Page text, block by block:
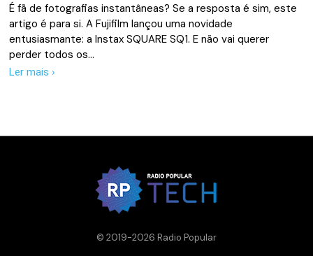
É fã de fotografias instantâneas? Se a resposta é sim, este
artigo é para si. A Fujifilm lançou uma novidade
entusiasmante: a Instax SQUARE SQ1. E não vai querer
perder todos os…
Ler mais ›
© 2019-2026 Radio Popular